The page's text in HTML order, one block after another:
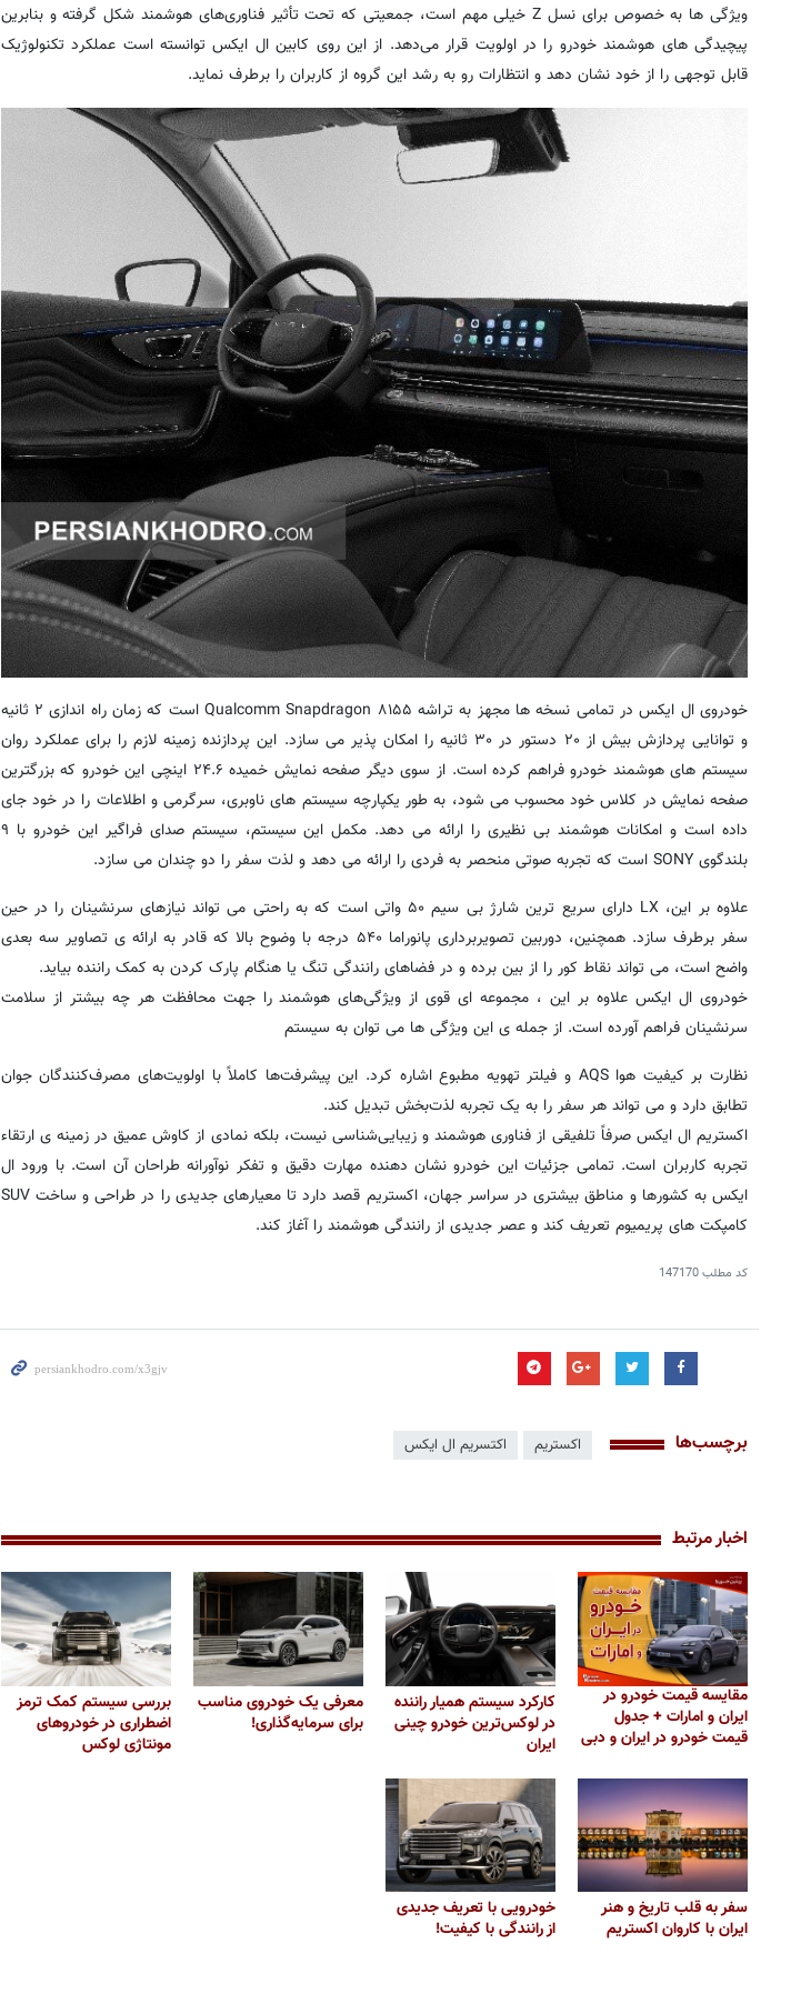
ویژگی ها به خصوص برای نسل Z خیلی مهم است، جمعیتی که تحت تأثیر فناوری‌های هوشمند شکل گرفته و بنابرین
پیچیدگی های هوشمند خودرو را در اولویت قرار می‌دهد. از این روی کابین ال ایکس توانسته است عملکرد تکنولوژیک
قابل توجهی را از خود نشان دهد و انتظارات رو به رشد این گروه از کاربران را برطرف نماید.
خودروی ال ایکس در تمامی نسخه ها مجهز به تراشه Qualcomm Snapdragon ۸۱۵۵ است که زمان راه اندازی ۲ ثانیه
و توانایی پردازش بیش از ۲۰ دستور در ۳۰ ثانیه را امکان پذیر می سازد. این پردازنده زمینه لازم را برای عملکرد روان
سیستم های هوشمند خودرو فراهم کرده است. از سوی دیگر صفحه نمایش خمیده ۲۴.۶ اینچی این خودرو که بزرگترین
صفحه نمایش در کلاس خود محسوب می شود، به طور یکپارچه سیستم های ناوبری، سرگرمی و اطلاعات را در خود جای
داده است و امکانات هوشمند بی نظیری را ارائه می دهد. مکمل این سیستم، سیستم صدای فراگیر این خودرو با ۹
بلندگوی SONY است که تجربه صوتی منحصر به فردی را ارائه می دهد و لذت سفر را دو چندان می سازد.
علاوه بر این، LX دارای سریع ترین شارژ بی سیم ۵۰ واتی است که به راحتی می تواند نیازهای سرنشینان را در حین
سفر برطرف سازد. همچنین، دوربین تصویربرداری پانوراما ۵۴۰ درجه با وضوح بالا که قادر به ارائه ی تصاویر سه بعدی
واضح است، می تواند نقاط کور را از بین برده و در فضاهای رانندگی تنگ یا هنگام پارک کردن به کمک راننده بیاید.
خودروی ال ایکس علاوه بر این ، مجموعه ای قوی از ویژگی‌های هوشمند را جهت محافظت هر چه بیشتر از سلامت
سرنشینان فراهم آورده است. از جمله ی این ویژگی ها می توان به سیستم
نظارت بر کیفیت هوا AQS و فیلتر تهویه مطبوع اشاره کرد. این پیشرفت‌ها کاملاً با اولویت‌های مصرف‌کنندگان جوان
تطابق دارد و می تواند هر سفر را به یک تجربه لذت‌بخش تبدیل کند.
اکستریم ال ایکس صرفاً تلفیقی از فناوری هوشمند و زیبایی‌شناسی نیست، بلکه نمادی از کاوش عمیق در زمینه ی ارتقاء
تجربه کاربران است. تمامی جزئیات این خودرو نشان دهنده مهارت دقیق و تفکر نوآورانه طراحان آن است. با ورود ال
ایکس به کشورها و مناطق بیشتری در سراسر جهان، اکستریم قصد دارد تا معیارهای جدیدی را در طراحی و ساخت SUV
کامپکت های پریمیوم تعریف کند و عصر جدیدی از رانندگی هوشمند را آغاز کند.
کد مطلب147170
برچسب‌ها اکستریم اکتسریم ال ایکس
اخبار مرتبط
مقایسه قیمت خودرو در
ایران و امارات + جدول
قیمت خودرو در ایران و دبی
کارکرد سیستم همیار راننده
در لوکس‌ترین خودرو چینی
ایران
معرفی یک خودروی مناسب
برای سرمایه‌گذاری!
بررسی سیستم‌ کمک ترمز
اضطراری در خودروهای
مونتاژی لوکس
سفر به قلب تاریخ و هنر
ایران با کاروان اکستریم
خودرویی با تعریف جدیدی
از رانندگی با کیفیت!